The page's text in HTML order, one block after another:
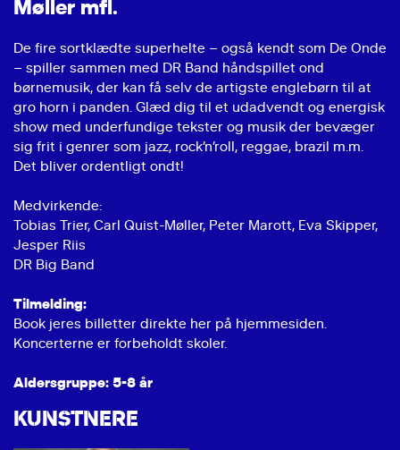
Møller mfl.
De fire sortklædte superhelte – også kendt som De Onde
– spiller sammen med DR Band håndspillet ond
børnemusik, der kan få selv de artigste englebørn til at
gro horn i panden. Glæd dig til et udadvendt og energisk
show med underfundige tekster og musik der bevæger
sig frit i genrer som jazz, rock’n’roll, reggae, brazil m.m.
Det bliver ordentligt ondt!
Medvirkende:
Tobias Trier, Carl Quist-Møller, Peter Marott, Eva Skipper,
Jesper Riis
DR Big Band
Tilmelding:
Book jeres billetter direkte her på hjemmesiden.
Koncerterne er forbeholdt skoler.
Aldersgruppe: 5-8 år
KUNSTNERE